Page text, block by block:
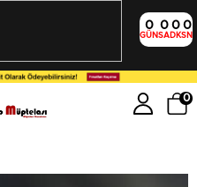
0
GÜN
0
SA
0
DK
0
SN
0